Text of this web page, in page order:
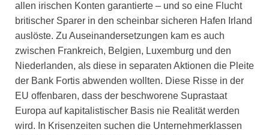
allen irischen Konten garantierte – und so eine Flucht
britischer Sparer in den scheinbar sicheren Hafen Irland
auslöste. Zu Auseinandersetzungen kam es auch
zwischen Frankreich, Belgien, Luxemburg und den
Niederlanden, als diese in separaten Aktionen die Pleite
der Bank Fortis abwenden wollten. Diese Risse in der
EU offenbaren, dass der beschworene Suprastaat
Europa auf kapitalistischer Basis nie Realität werden
wird. In Krisenzeiten suchen die Unternehmerklassen